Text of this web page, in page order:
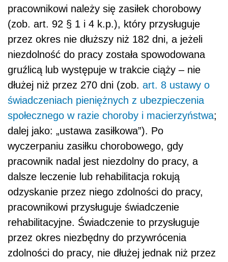
pracownikowi należy się zasiłek chorobowy
(zob. art. 92 § 1 i 4 k.p.), który przysługuje
przez okres nie dłuższy niż 182 dni, a jeżeli
niezdolność do pracy została spowodowana
gruźlicą lub występuje w trakcie ciąży – nie
dłużej niż przez 270 dni (zob. art. 8 ustawy o
świadczeniach pieniężnych z ubezpieczenia
społecznego w razie choroby i macierzyństwa;
dalej jako: „ustawa zasiłkowa”). Po
wyczerpaniu zasiłku chorobowego, gdy
pracownik nadal jest niezdolny do pracy, a
dalsze leczenie lub rehabilitacja rokują
odzyskanie przez niego zdolności do pracy,
pracownikowi przysługuje świadczenie
rehabilitacyjne. Świadczenie to przysługuje
przez okres niezbędny do przywrócenia
zdolności do pracy, nie dłużej jednak niż przez